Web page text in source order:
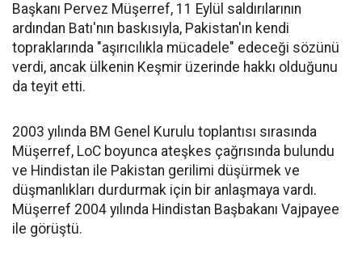
Başkanı Pervez Müşerref, 11 Eylül saldırılarının
ardından Batı'nın baskısıyla, Pakistan'ın kendi
topraklarında "aşırıcılıkla mücadele" edeceği sözünü
verdi, ancak ülkenin Keşmir üzerinde hakkı olduğunu
da teyit etti.
2003 yılında BM Genel Kurulu toplantısı sırasında
Müşerref, LoC boyunca ateşkes çağrısında bulundu
ve Hindistan ile Pakistan gerilimi düşürmek ve
düşmanlıkları durdurmak için bir anlaşmaya vardı.
Müşerref 2004 yılında Hindistan Başbakanı Vajpayee
ile görüştü.